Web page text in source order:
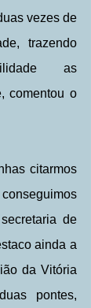
vezes de
trazendo
as
comentou o
citarmos
de
ainda a
da Vitória
pontes,